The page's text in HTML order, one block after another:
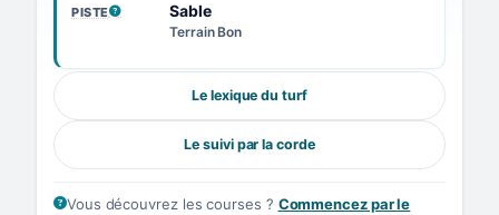
PISTE
, VOIR LA DÉFINITION
Sable
Terrain Bon
Le lexique du turf
Le suivi par la corde
Vous découvrez les courses ? Commencez par le